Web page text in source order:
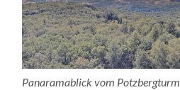
Panaramablick vom Potzbergturm